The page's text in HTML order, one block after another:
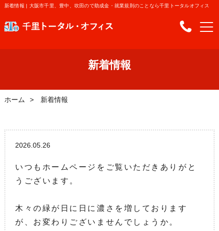
新着情報 | 大阪市千里、豊中、吹田ので助成金・就業規則のことなら千里トータルオフィス
新着情報
ホーム 新着情報
2026.05.26
いつもホームページをご覧いただきありがと
うございます。
木々の緑が日に日に濃さを増しております
が、お変わりございませんでしょうか。